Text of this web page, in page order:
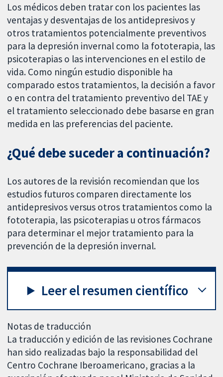
Los médicos deben tratar con los pacientes las
ventajas y desventajas de los antidepresivos y
otros tratamientos potencialmente preventivos
para la depresión invernal como la fototerapia, las
psicoterapias o las intervenciones en el estilo de
vida. Como ningún estudio disponible ha
comparado estos tratamientos, la decisión a favor
o en contra del tratamiento preventivo del TAE y
el tratamiento seleccionado debe basarse en gran
medida en las preferencias del paciente.
¿Qué debe suceder a continuación?
Los autores de la revisión recomiendan que los
estudios futuros comparen directamente los
antidepresivos versus otros tratamientos como la
fototerapia, las psicoterapias u otros fármacos
para determinar el mejor tratamiento para la
prevención de la depresión invernal.
Leer el resumen científico
Notas de traducción
La traducción y edición de las revisiones Cochrane
han sido realizadas bajo la responsabilidad del
Centro Cochrane Iberoamericano, gracias a la